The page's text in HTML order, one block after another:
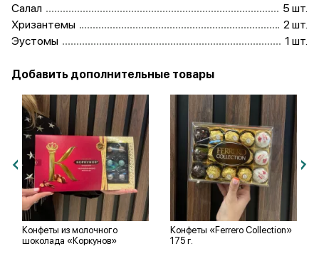
Салал
5 шт.
Хризантемы
2 шт.
Эустомы
1 шт.
Добавить дополнительные товары
Конфеты из молочного
шоколада «Коркунов»
Конфеты «Ferrero Collection»
175 г.